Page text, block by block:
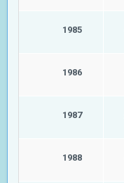
1985
1986
1987
1988